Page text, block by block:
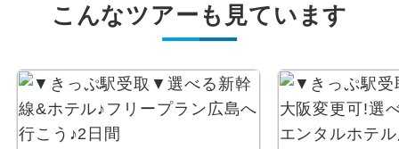
こんなツアーも見ています